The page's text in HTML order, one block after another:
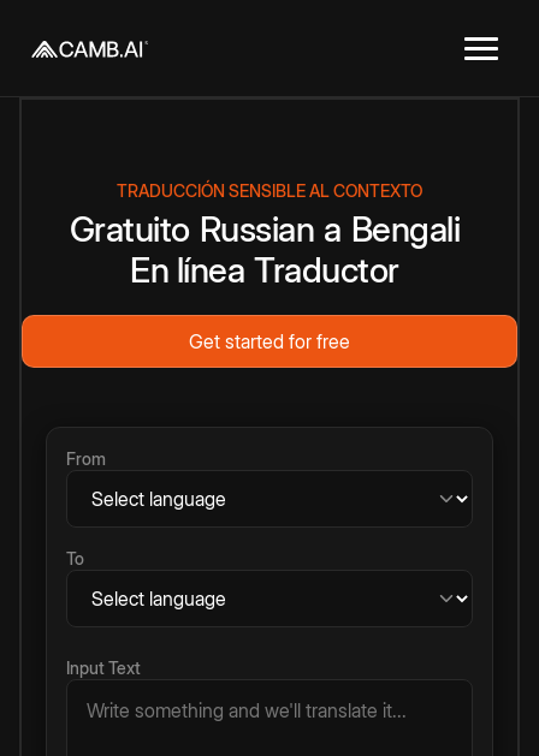
TRADUCCIÓN SENSIBLE AL CONTEXTO
Gratuito Russian a Bengali
En línea Traductor
Get started for free
From
To
Input Text